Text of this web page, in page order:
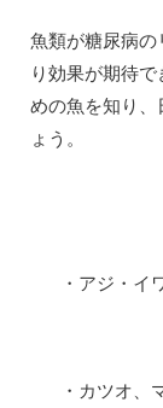
魚類が糖尿病の
り効果が期待
めの魚を知り、
ょう。
・アジ・イ
・カツオ、